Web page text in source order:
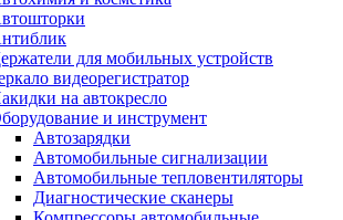
для мобильных устройств
видеорегистратор
на автокресло
и инструмент
Автозарядки
Автомобильные сигнализации
Автомобильные тепловентиляторы
Диагностические сканеры